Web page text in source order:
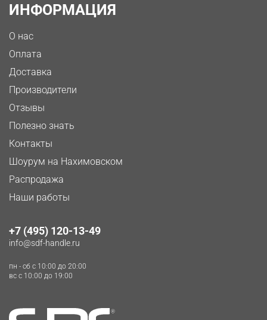
ИНФОРМАЦИЯ
О нас
Оплата
Доставка
Производители
Отзывы
Полезно знать
Контакты
Шоурум на Нахимовском
Распродажа
Наши работы
+7 (495) 120-13-49
info@sdf-handle.ru
пн - сб c 10:00 до 20:00
вс c 10:00 до 19:00